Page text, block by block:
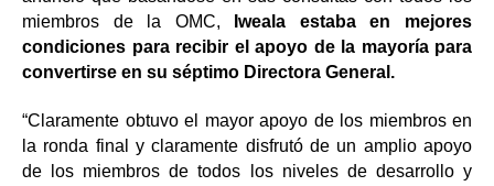
miembros de la OMC,
Iweala estaba en mejores
condiciones para recibir el apoyo de la mayoría para
convertirse en su séptimo Directora General.
“Claramente obtuvo el mayor apoyo de los miembros en
la ronda final y claramente disfrutó de un amplio apoyo
de los miembros de todos los niveles de desarrollo y